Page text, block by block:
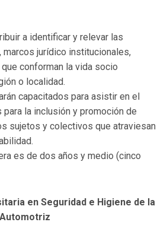
a identificar y relevar las
jurídico institucionales,
conforman la vida socio
o localidad.
capacitados para asistir en el
la inclusión y promoción de
sujetos y colectivos que atraviesan
es de dos años y medio (cinco
en Seguridad e Higiene de la